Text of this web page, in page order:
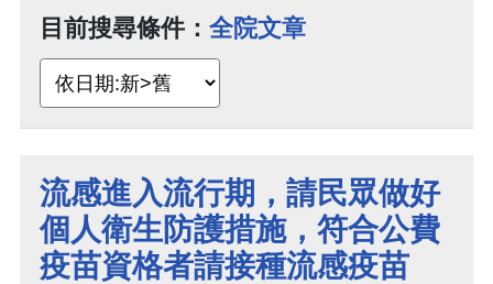
目前搜尋條件： 全院文章
流感進入流行期，請民眾做好
個人衛生防護措施，符合公費
疫苗資格者請接種流感疫苗